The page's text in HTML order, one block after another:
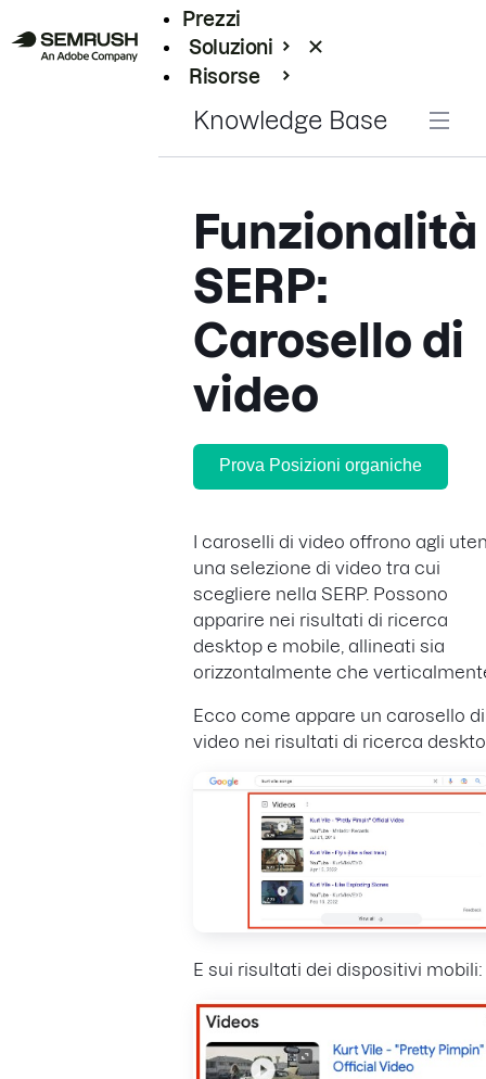
Prezzi
Soluzioni
Risorse
Knowledge Base
Funzionalità
SERP:
Carosello di
video
Prova Posizioni organiche
I caroselli di video offrono agli
una selezione di video tra cui
scegliere nella SERP. Possono
apparire nei risultati di ricerca
desktop e mobile, allineati sia
orizzontalmente che
Ecco come appare un carosello di
video nei risultati di ricerca
E sui risultati dei dispositivi mobili: